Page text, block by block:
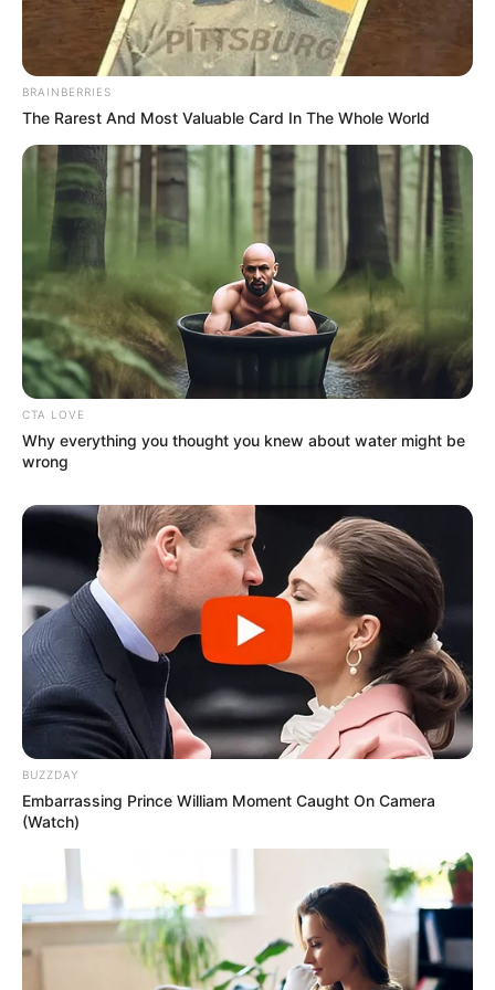
2. Remova os rótulos das latas.
Dica: Para
, coloque as latas em uma
vasilha com água até que o papel se solte
facilmente.
Faça desenhos com a fita adesiva
1. Corte e pregue a fita adesiva sobre as latas, crie
desenhos e formas de acordo com o seu gosto.
Dica: Nas latas mostradas nas fotos, a fita adesiva
efeito visual de picos de montanhas, algo bem
abstrato.
para não sujá-la de tinta.
3. Em seguida, aplique sobre as latas uma
camada de primer em spray.
BRAINBERRIES
The Rarest And Most Valuable Card In The Whole World
CTA LOVE
Why everything you thought you knew about water might be
wrong
BUZZDAY
Embarrassing Prince William Moment Caught On Camera
(Watch)